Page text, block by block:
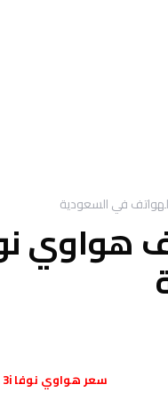
في السعودية
سعر هواوي نوفا Huawei Nova 3i في السعودية